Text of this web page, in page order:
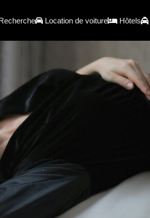
Location de voiture Hôtels